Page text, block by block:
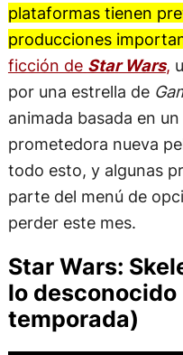
plataformas tienen
producciones
ficción de Star Wars,
por una estrella de
animada basada en
prometedora nueva
todo esto, y algunas
parte del menú de
perder este mes.
Star Wars:
lo desconocido
temporada)